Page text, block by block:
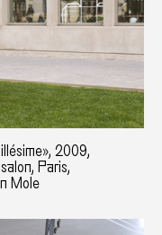
2009,
Paris,
Mole